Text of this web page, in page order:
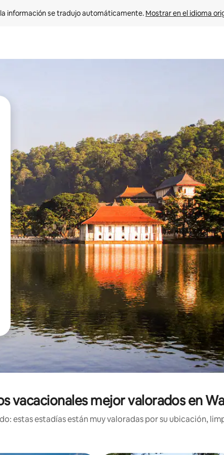
información se tradujo automáticamente. Mostrar en el idioma
teclas de flecha hacia arriba y hacia abajo o explora con el tacto o
vacacionales mejor valorados en
estas estadías están muy valoradas por su ubicación,